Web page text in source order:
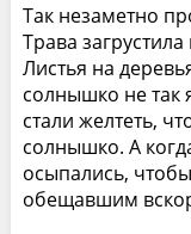
Так незаметно
Трава
Листья на
солнышко не так
стали желтеть,
солнышко. А
осыпались,
обещавшим